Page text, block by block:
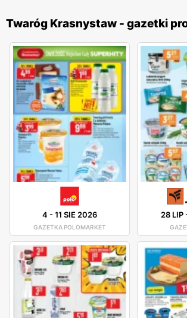
Twaróg Krasnystaw - gazetki
4 -11 SIE 2026
GAZETKA POLOMARKET
28 LIP